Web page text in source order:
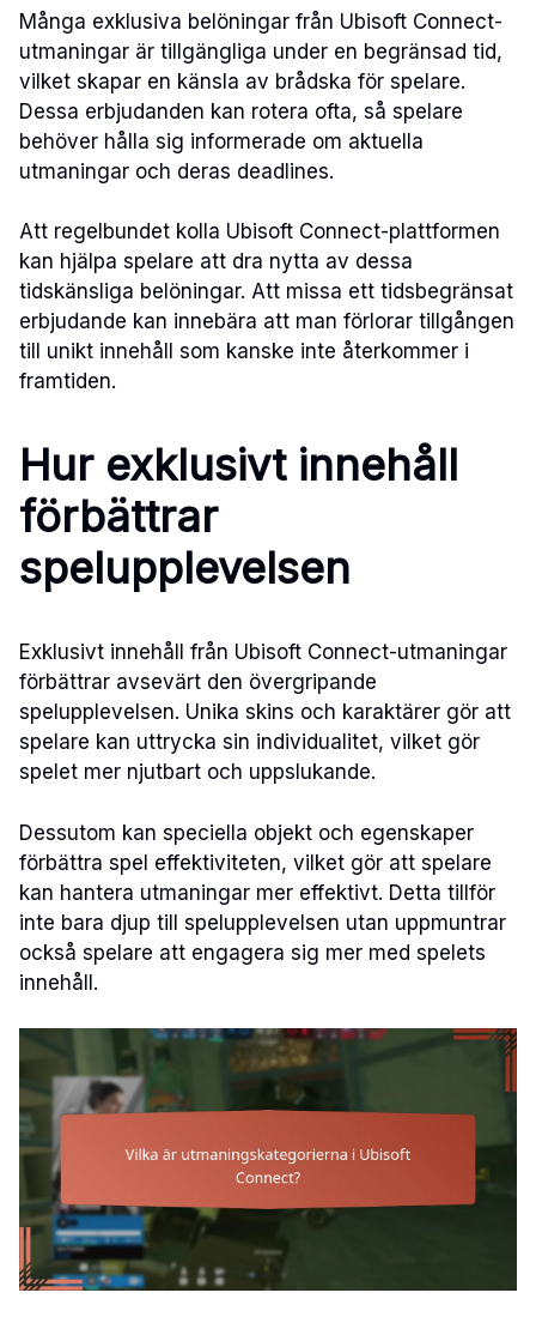
Många exklusiva belöningar från Ubisoft Connect-
utmaningar är tillgängliga under en begränsad tid,
vilket skapar en känsla av brådska för spelare.
Dessa erbjudanden kan rotera ofta, så spelare
behöver hålla sig informerade om aktuella
utmaningar och deras deadlines.
Att regelbundet kolla Ubisoft Connect-plattformen
kan hjälpa spelare att dra nytta av dessa
tidskänsliga belöningar. Att missa ett tidsbegränsat
erbjudande kan innebära att man förlorar tillgången
till unikt innehåll som kanske inte återkommer i
framtiden.
Hur exklusivt innehåll
förbättrar
spelupplevelsen
Exklusivt innehåll från Ubisoft Connect-utmaningar
förbättrar avsevärt den övergripande
spelupplevelsen. Unika skins och karaktärer gör att
spelare kan uttrycka sin individualitet, vilket gör
spelet mer njutbart och uppslukande.
Dessutom kan speciella objekt och egenskaper
förbättra spel effektiviteten, vilket gör att spelare
kan hantera utmaningar mer effektivt. Detta tillför
inte bara djup till spelupplevelsen utan uppmuntrar
också spelare att engagera sig mer med spelets
innehåll.